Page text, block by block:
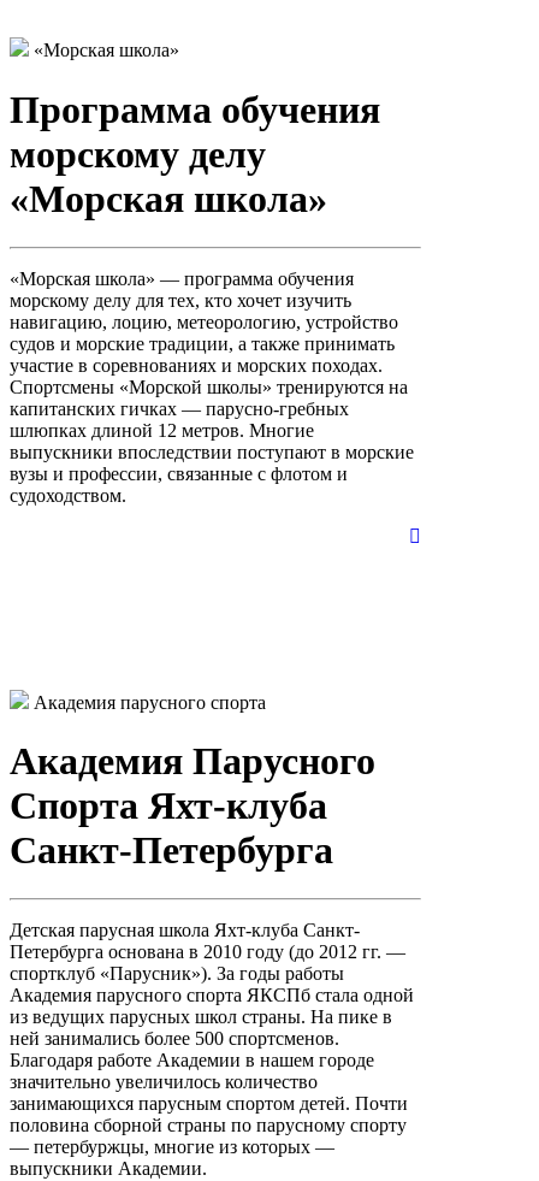
«Морская школа»
Программа обучения
морскому делу
«Морская школа»
«Морская школа» — программа обучения
морскому делу для тех, кто хочет изучить
навигацию, лоцию, метеорологию, устройство
судов и морские традиции, а также принимать
участие в соревнованиях и морских походах.
Спортсмены «Морской школы» тренируются на
капитанских гичках — парусно-гребных
шлюпках длиной 12 метров. Многие
выпускники впоследствии поступают в морские
вузы и профессии, связанные с флотом и
судоходством.
Академия парусного спорта
Академия Парусного
Спорта Яхт-клуба
Санкт-Петербурга
Детская парусная школа Яхт-клуба Санкт-
Петербурга основана в 2010 году (до 2012 гг. —
спортклуб «Парусник»). За годы работы
Академия парусного спорта ЯКСПб стала одной
из ведущих парусных школ страны. На пике в
ней занимались более 500 спортсменов.
Благодаря работе Академии в нашем городе
значительно увеличилось количество
занимающихся парусным спортом детей. Почти
половина сборной страны по парусному спорту
— петербуржцы, многие из которых —
выпускники Академии.